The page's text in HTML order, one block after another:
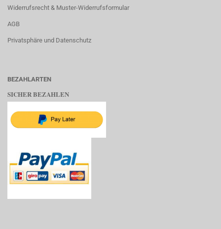
Widerrufsrecht & Muster-Widerrufsformular
AGB
Privatsphäre und Datenschutz
BEZAHLARTEN
SICHER BEZAHLEN